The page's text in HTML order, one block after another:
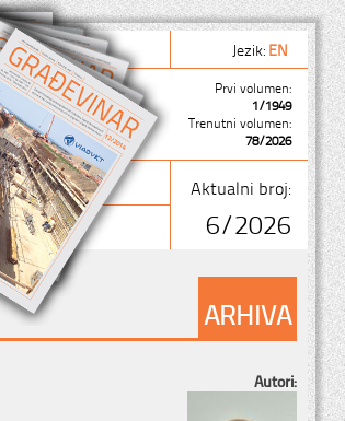
Jezik:EN
Prvi volumen:
1/1949
Trenutni volumen:
78/2026
Aktualni broj:
6/2026
ARHIVA
Autori: